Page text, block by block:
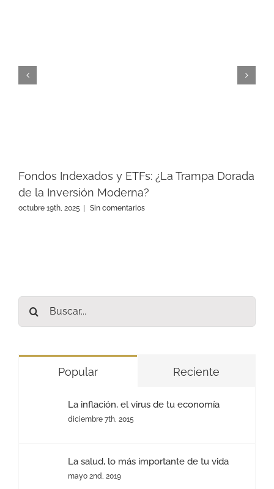
Fondos Indexados y ETFs: ¿La Trampa Dorada
de la Inversión Moderna?
octubre 19th, 2025 | Sin comentarios
Buscar:
Popular Reciente
La inflación, el virus de tu economía
diciembre 7th, 2015
La salud, lo más importante de tu vida
mayo 2nd, 2019